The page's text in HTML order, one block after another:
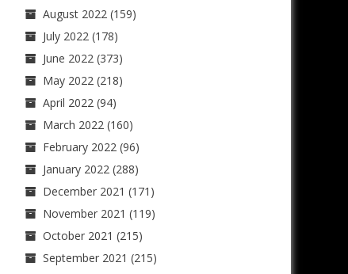
August 2022(159)
July 2022(178)
June 2022(373)
May 2022(218)
April 2022(94)
March 2022(160)
February 2022(96)
January 2022(288)
December 2021 (171)
November 2021 (119)
October 2021 (215)
September 2021 (215)